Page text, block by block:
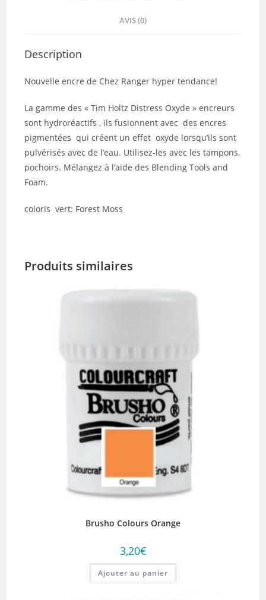
AVIS (0)
Description
Nouvelle encre de Chez Ranger hyper tendance!
La gamme des « Tim Holtz Distress Oxyde » encreurs
sont hydroréactifs , ils fusionnent avec des encres
pigmentées qui créent un effet oxyde lorsqu’ils sont
pulvérisés avec de l’eau. Utilisez-les avec les tampons,
pochoirs. Mélangez à l’aide des Blending Tools and
Foam.
coloris vert: Forest Moss
Produits similaires
Brusho Colours Orange
3,20€
Ajouter au panier